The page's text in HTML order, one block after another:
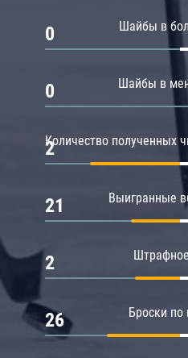
Шайбы в
0
Шайбы в
0
Количество полученных
2
Выигранные
21
2
Броски по
26